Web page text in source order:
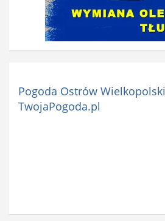
Pogoda Ostrów Wielkopolski
TwojaPogoda.pl